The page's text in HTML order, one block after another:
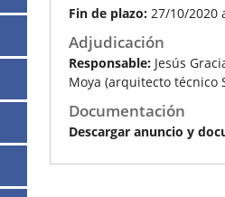
Fin de plazo: 27/10/2020
Adjudicación
Responsable: Jesús
Moya (arquitecto técnico
Documentación
Descargar anuncio y